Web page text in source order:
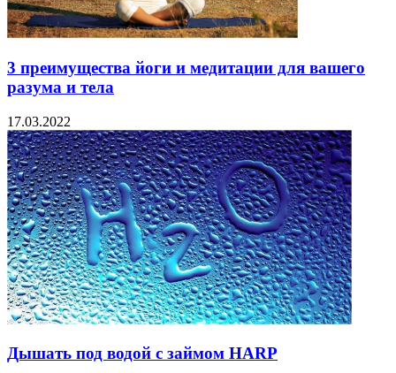
3 преимущества йоги и медитации для вашего
разума и тела
17.03.2022
Дышать под водой с займом HARP